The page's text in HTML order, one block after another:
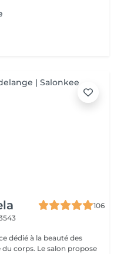
106
dédié à la beauté des
corps. Le salon propose